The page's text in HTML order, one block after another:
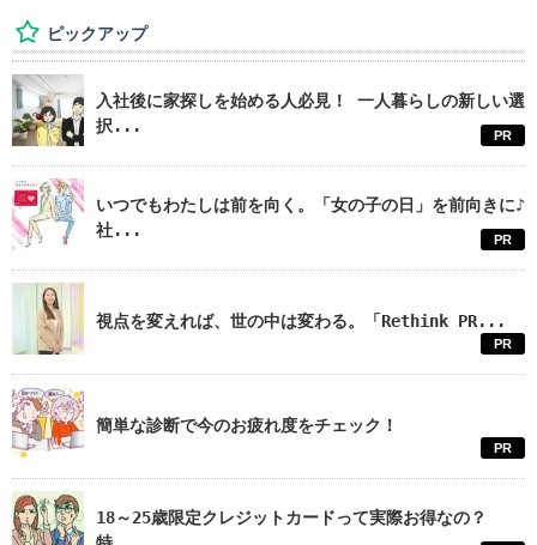
ピックアップ
入社後に家探しを始める人必見！ 一人暮らしの新しい選
択...
PR
いつでもわたしは前を向く。「女の子の日」を前向きに♪
社...
PR
視点を変えれば、世の中は変わる。「Rethink PR...
PR
簡単な診断で今のお疲れ度をチェック！
PR
18～25歳限定クレジットカードって実際お得なの？